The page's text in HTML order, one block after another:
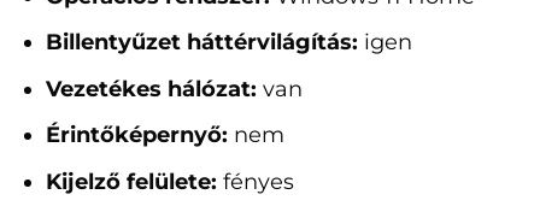
Billentyűzet háttérvilágítás: igen
Vezetékes hálózat: van
Érintőképernyő: nem
Kijelző felülete: fényes